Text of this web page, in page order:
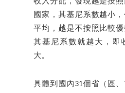
國家，其基尼系數越小
平均，越是不按照比較優
其基尼系數就越大，即
大。
具體到國內31個省（區